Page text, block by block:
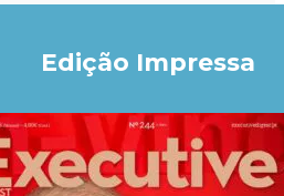
Edição Impressa